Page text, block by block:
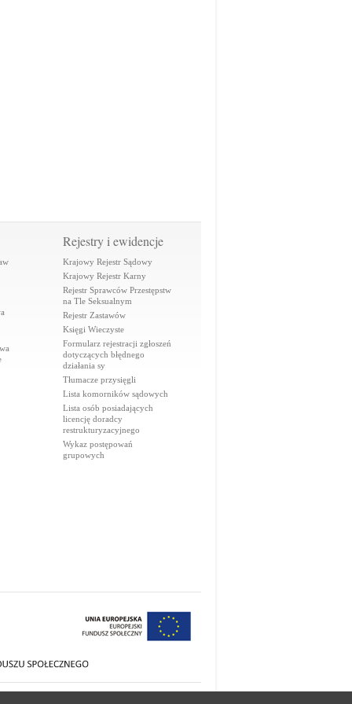
Rejestry i ewidencje
Krajowy Rejestr Sądowy
Krajowy Rejestr Karny
Rejestr Sprawców Przestępstw
na Tle Seksualnym
Rejestr Zastawów
Księgi Wieczyste
Formularz rejestracji zgłoszeń
dotyczących błędnego
działania sy
Tłumacze przysięgli
Lista komorników sądowych
Lista osób posiadających
licencję doradcy
restrukturyzacyjnego
Wykaz postępowań
grupowych